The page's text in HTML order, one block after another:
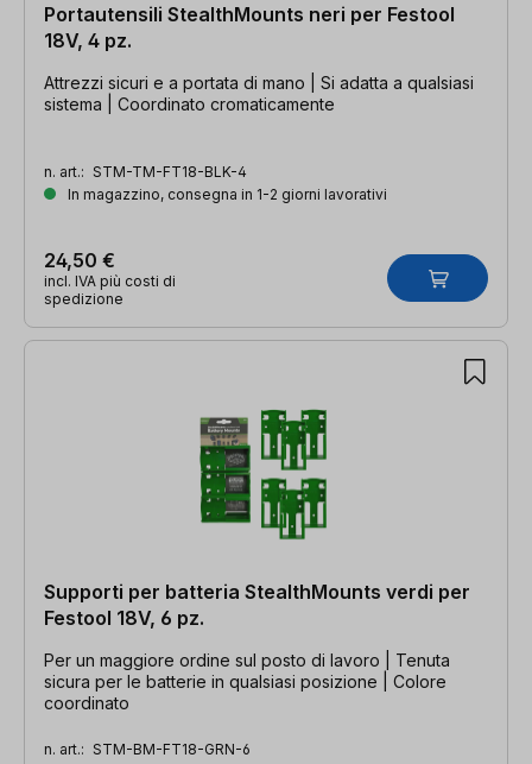
Portautensili StealthMounts neri per Festool
18V, 4 pz.
Attrezzi sicuri e a portata di mano | Si adatta a qualsiasi
sistema | Coordinato cromaticamente
n. art.: STM-TM-FT18-BLK-4
In magazzino, consegna in 1-2 giorni lavorativi
24,50 €
incl. IVA più costi di
spedizione
Supporti per batteria StealthMounts verdi per
Festool 18V, 6 pz.
Per un maggiore ordine sul posto di lavoro | Tenuta
sicura per le batterie in qualsiasi posizione | Colore
coordinato
n. art.: STM-BM-FT18-GRN-6